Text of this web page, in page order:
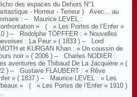
des espaces du Dehors N°1
- Horreur - Terreur ) Avec... au
: – Maurice LEVEL :
» ( « Les Portes de l’Enfer »
) – Rodolphe TÖPFFER : « Nouvelles
: La Peur » ( 1833 ) – Lord
et KURGAN Khan : « Un coussin de
noir » ( 2006 ) – Charles NODIER :
aventures de Thibaud De La Jacquière » (
) – Gustave FLAUBERT : « Rêve
» ( 1837 ) – Maurice LEVEL : « Les
» ( « Les Portes de l’Enfer » 1910 )